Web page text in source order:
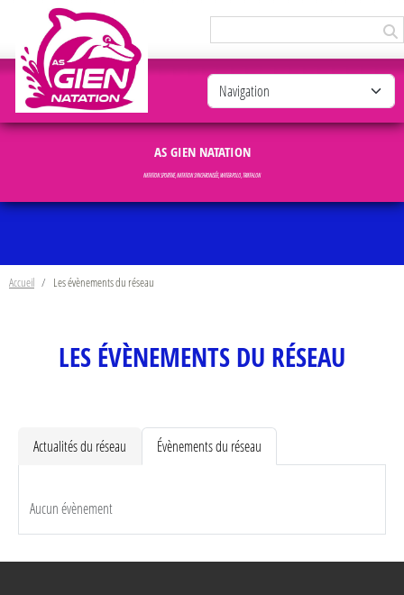
AS GIEN NATATION
NATATION SPORTIVE, NATATION SYNCHRONISÉE, WATER-POLO, TRIATHLON
Accueil Les évènements du réseau
LES ÉVÈNEMENTS DU RÉSEAU
Actualités du réseau Évènements du réseau
Aucun évènement
Panneau de gestion des cookies